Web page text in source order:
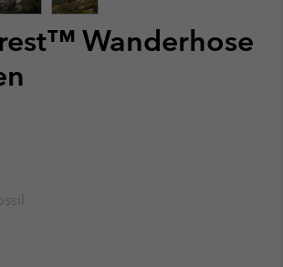
Wanderhose